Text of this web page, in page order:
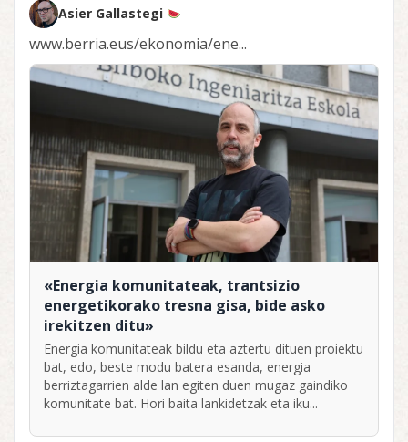
Asier Gallastegi
www.berria.eus/ekonomia/ene...
«Energia komunitateak, trantsizio
energetikorako tresna gisa, bide asko
irekitzen ditu»
Energia komunitateak bildu eta aztertu dituen proiektu
bat, edo, beste modu batera esanda, energia
berriztagarrien alde lan egiten duen mugaz gaindiko
komunitate bat. Hori baita lankidetzak eta iku...